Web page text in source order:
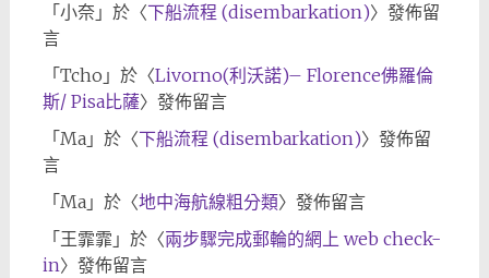
「 小奈」於〈下船流程 (disembarkation)〉發佈留
言
「 Tcho 」於〈Livorno(利沃諾)– Florence佛羅倫
斯/ Pisa比薩〉發佈留言
「 Ma」於〈下船流程 (disembarkation)〉發佈留
言
「 Ma」於〈地中海航線粗分類〉發佈留言
「 王霏霏」於〈兩步驟完成郵輪的網上 web check-
in〉發佈留言